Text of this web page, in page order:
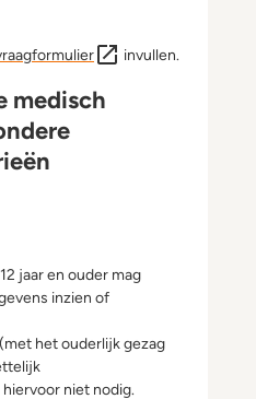
invullen.
medisch
jaar en ouder mag
inzien of
het ouderlijk gezag
niet nodig.